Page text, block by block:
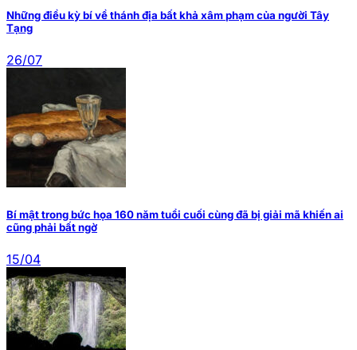
Những điều kỳ bí về thánh địa bất khả xâm phạm của người Tây
Tạng
26/07
Bí mật trong bức họa 160 năm tuổi cuối cùng đã bị giải mã khiến ai
cũng phải bất ngờ
15/04